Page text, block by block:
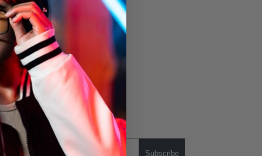
Subscribe